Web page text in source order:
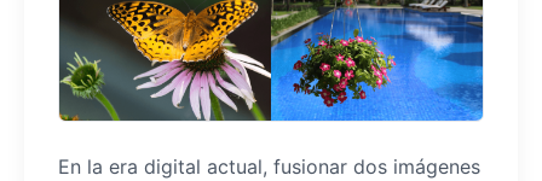
En la era digital actual, fusionar dos imágenes